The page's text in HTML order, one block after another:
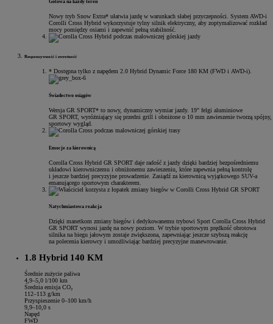
Gotowa na każdy teren
Nowy tryb Snow Extra* ułatwia jazdę w warunkach słabej przyczepności. System AWD-i
Corolli Cross Hybrid wykorzystuje tylny silnik elektryczny, aby zoptymalizować rozkład
mocy pomiędzy osiami i zapewnić pełną stabilność.
Responsywność i zwrotność
* Dostępna tylko z napędem 2.0 Hybrid Dynamic Force 180 KM (FWD i AWD-i).
Świadectwo osiągów
Wersja GR SPORT* to nowy, dynamiczny wymiar jazdy. 19" felgi aluminiowe
GR SPORT, wyróżniający się przedni grill i obniżone o 10 mm zawieszenie tworzą spójny,
sportowy wygląd.
Emocje za kierownicą
Corolla Cross Hybrid GR SPORT daje radość z jazdy dzięki bardziej bezpośredniemu
układowi kierowniczemu i obniżonemu zawieszeniu, które zapewnia pełną kontrolę
i jeszcze bardziej precyzyjne prowadzenie. Zasiądź za kierownicą wyjątkowego SUV-a
emanującego sportowym charakterem.
Natychmiastowa reakcja
Dzięki manetkom zmiany biegów i dedykowanemu trybowi Sport Corolla Cross Hybrid
GR SPORT wynosi jazdę na nowy poziom. W trybie sportowym prędkość obrotowa
silnika na biegu jałowym zostaje zwiększona, zapewniając jeszcze szybszą reakcję
na polecenia kierowcy i umożliwiając bardziej precyzyjne manewrowanie.
Zelektryfikowana jazda
Osiągi hybrydy
Zastosowany w Toyocie Corolli Cross Hybrid napęd hybrydowy dostosowuje się do warunków jazdy.
Hybrydowy
1.8 Hybrid 140 KM
Średnie zużycie paliwa
4,9–5,0 l/100 km
Średnia emisja CO₂
112–113 g/km
Przyspieszenie 0–100 km/h
9,9–10,0 s
Napęd
FWD